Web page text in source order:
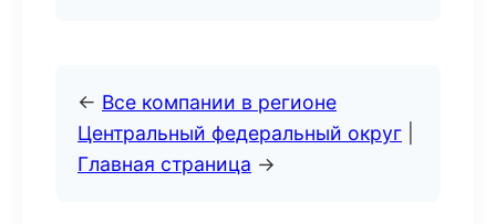
← Все компании в регионе
Центральный федеральный округ
Главная страница →